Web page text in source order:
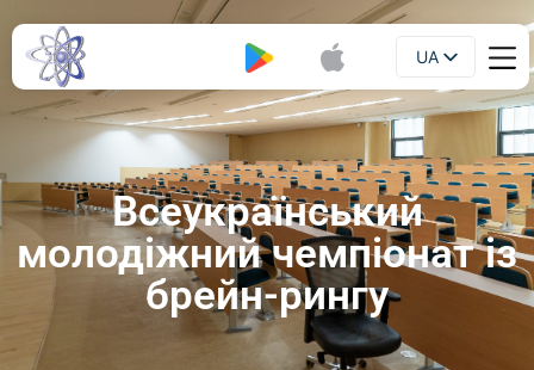
UA
EN
Всеукраїнський
молодіжний чемпіонат із
брейн-рингу